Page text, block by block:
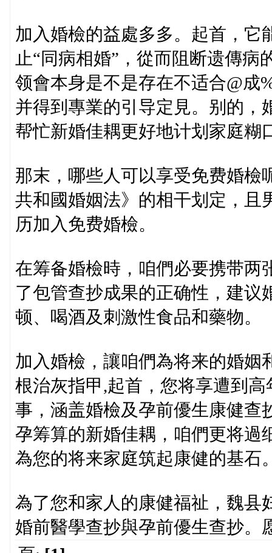
加入婚檢的益處多多。起首，它
止“同病相婚”，從而阻断遗傳
领會本身是不是存在不适合@成
并得到專業的引导定見。别的，
帮忙新婚佳耦更好地计划家庭糊
那末，哪些人可以享受免费婚檢
共和國婚姻法》的相干划定，且
历加入免费婚檢。
在筹备婚檢時，咱們必要携带两
了包管查抄成果的正确性，建议
顿、喝酒及刺激性食品和藥物。
加入婚檢，讓咱們為将来的婚姻
根治灰指甲,起首，您将享遭到
事，涵盖婚檢及孕前優生康健查
孕筹算的新婚佳耦，咱們更将過
為您的将来家庭筑起康健的基石
為了您和家人的康健福祉，魏县
婚前醫學查抄與孕前優生查抄。